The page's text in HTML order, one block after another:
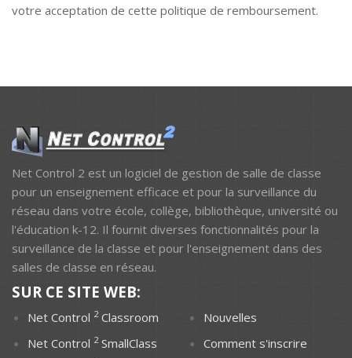
votre acceptation de cette politique de remboursement.
Net Control 2 est un logiciel de gestion de salle de classe
pour un enseignement efficace et pour la surveillance du
réseau dans votre école, collège, bibliothèque, université ou
l'éducation k-12. Il fournit diverses fonctionnalités pour la
surveillance de la classe et pour l'enseignement dans des
salles de classe en réseau.
SUR CE SITE WEB:
Net Control 2Classroom
Net Control 2SmallClass
Nouvelles
Comment s'inscrire